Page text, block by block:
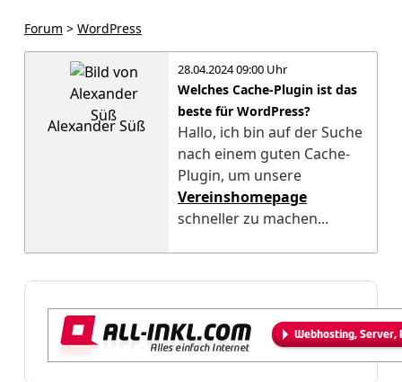
Forum > WordPress
Alexander Süß
28.04.2024 09:00 Uhr
Welches Cache-Plugin ist das
beste für WordPress?
Hallo, ich bin auf der Suche
nach einem guten Cache-
Plugin, um unsere
Vereinshomepage
schneller zu machen...